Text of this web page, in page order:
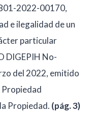
2022-00170,
e ilegalidad de un
particular
DIGEPIH No-
del 2022, emitido
Propiedad
Propiedad. (pág. 3)